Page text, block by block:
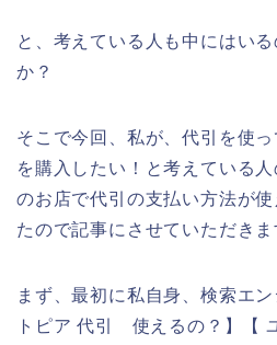
と、考えている人も中にはい
か？
そこで今回、私が、代引を使
を購入したい！と考えている
のお店で代引の支払い方法が
たので記事にさせていただきま
まず、最初に私自身、検索エ
トピア 代引 使えるの？】【